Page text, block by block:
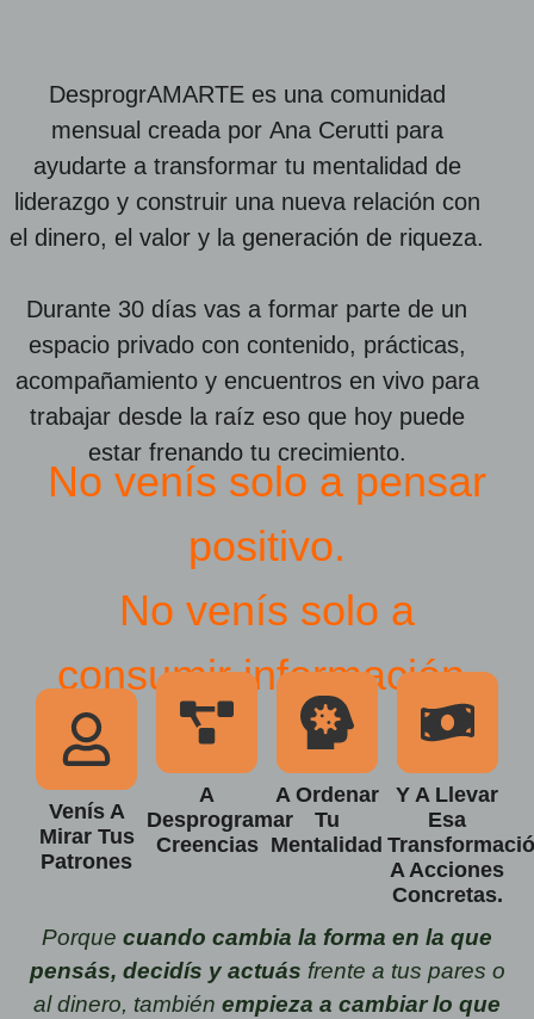
DesprogrAMARTEes una comunidad
mensual creada por Ana Cerutti para
ayudarte a transformar tu mentalidad de
liderazgo y construir una nueva relación con
el dinero, el valor y la generación de riqueza.
Durante 30 días vas a formar parte de un
espacio privado con contenido, prácticas,
acompañamiento y encuentros en vivo para
trabajar desde la raíz eso que hoy puede
estar frenando tu crecimiento.
No venís solo a pensar
positivo.
No venís solo a
consumir información.
Venís A
Mirar Tus
Patrones
A
Desprogramar
Creencias
A Ordenar
Tu
Mentalidad
Y A Llevar
Esa
A Acciones
Concretas.
Porque cuando cambia la forma en la que
pensás, decidís y actuás frente a tus pares o
al dinero, también empieza a cambiar lo que